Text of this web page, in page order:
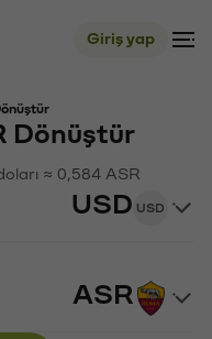
Giriş yap
Dönüştür
≈ 0,584 ASR
USD USD
ASR